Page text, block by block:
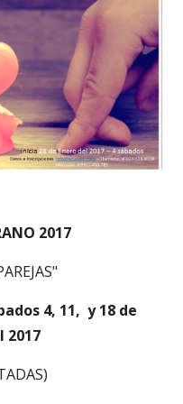
2017
4, 11, y 18 de
2017